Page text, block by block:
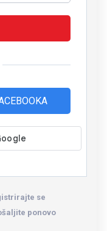
se
ponovo